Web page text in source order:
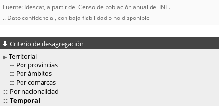
Fuente: Idescat, a partir del Censo de población anual del INE.
.. Dato confidencial, con baja fiabilidad o no disponible
Criterio de desagregación
Territorial
Por provincias
Por ámbitos
Por comarcas
Por nacionalidad
Temporal